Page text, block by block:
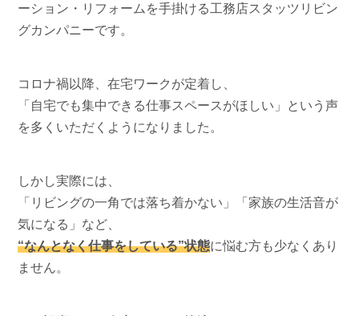
ーション・リフォームを手掛ける工務店スタッツリビン
グカンパニーです。
コロナ禍以降、在宅ワークが定着し、
「自宅でも集中できる仕事スペースがほしい」という声
を多くいただくようになりました。
しかし実際には、
「リビングの一角では落ち着かない」「家族の生活音が
気になる」など、
“なんとなく仕事をしている”状態に悩む方も少なくあり
ません。